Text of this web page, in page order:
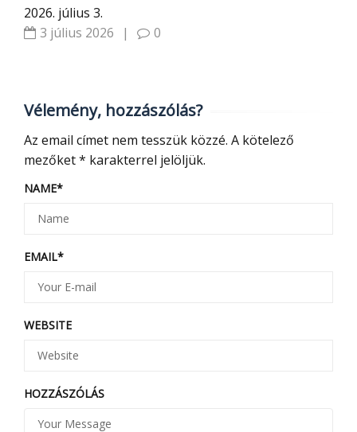
2026. július 3.
3 július 2026
| 0
Vélemény, hozzászólás?
Az email címet nem tesszük közzé. A kötelező
mezőket* karakterrel jelöljük.
NAME*
EMAIL*
WEBSITE
HOZZÁSZÓLÁS